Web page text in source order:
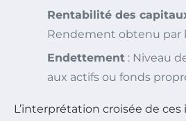
Rentabilité des
Rendement obtenu par
Endettement : Niveau
aux actifs ou fonds
L’interprétation croisée de